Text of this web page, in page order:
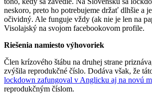
neskoro, preto ho potrebujeme držať dlhšie a
očividný. Ale funguje vždy (ak nie je len na
Visolajský na svojom facebookovom profile.
Riešenia namiesto výhovoriek
Člen krízového štábu na druhej strane
zvýšila reprodukčné číslo. Dodáva však, že
lockdown zafungoval v Anglicku aj na novú
reprodukčným číslom.